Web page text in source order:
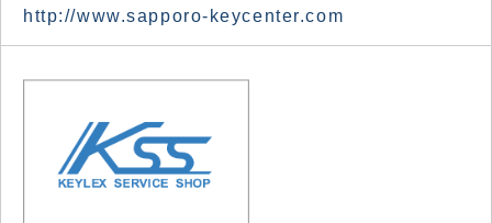
http://www.sapporo-keycenter.com